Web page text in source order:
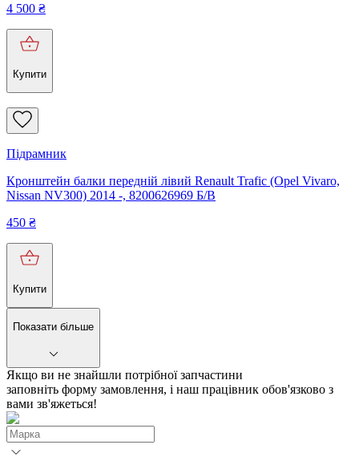
4 500 ₴
Купити
Підрамник
Кронштейн балки передній лівий Renault Trafic (Opel Vivaro,
Nissan NV300) 2014 -, 8200626969 Б/В
450 ₴
Купити
Показати більше
Якщо ви не знайшли потрібної запчастини
заповніть форму замовлення, і наш працівник обов'язково з
вами зв'яжеться!